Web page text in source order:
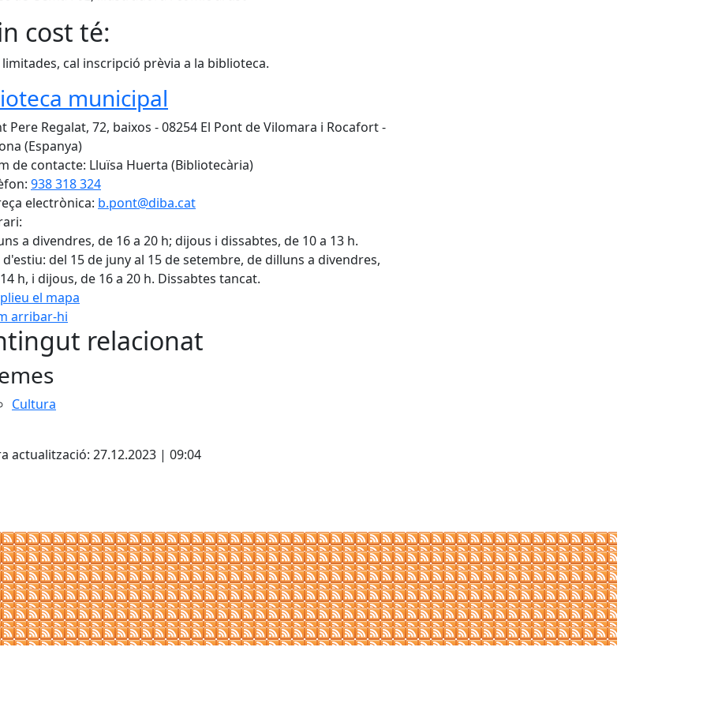
cost té:
limitades, cal inscripció prèvia a la biblioteca.
municipal
Pere Regalat, 72, baixos - 08254 El Pont de Vilomara i Rocafort -
(Espanya)
de contacte: Lluïsa Huerta (Bibliotecària)
938 318 324
electrònica: b.pont@diba.cat
a divendres, de 16 a 20 h; dijous i dissabtes, de 10 a 13 h.
del 15 de juny al 15 de setembre, de dilluns a divendres,
h, i dijous, de 16 a 20 h. Dissabtes tancat.
el mapa
arribar-hi
relacionat
Cultura
actualització: 27.12.2023 | 09:04